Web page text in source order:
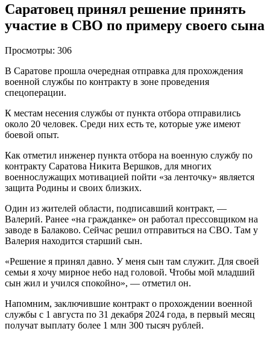
Саратовец принял решение принять
участие в СВО по примеру своего сына
Просмотры: 306
В Саратове прошла очередная отправка для прохождения
военной службы по контракту в зоне проведения
спецоперации.
К местам несения службы от пункта отбора отправились
около 20 человек. Среди них есть те, которые уже имеют
боевой опыт.
Как отметил инженер пункта отбора на военную службу по
контракту Саратова Никита Вершков, для многих
военнослужащих мотивацией пойти «за ленточку» является
защита Родины и своих близких.
Один из жителей области, подписавший контракт, —
Валерий. Ранее «на гражданке» он работал прессовщиком на
заводе в Балаково. Сейчас решил отправиться на СВО. Там у
Валерия находится старший сын.
«Решение я принял давно. У меня сын там служит. Для своей
семьи я хочу мирное небо над головой. Чтобы мой младший
сын жил и учился спокойно», — отметил он.
Напомним, заключившие контракт о прохождении военной
службы с 1 августа по 31 декабря 2024 года, в первый месяц
получат выплату более 1 млн 300 тысяч рублей.